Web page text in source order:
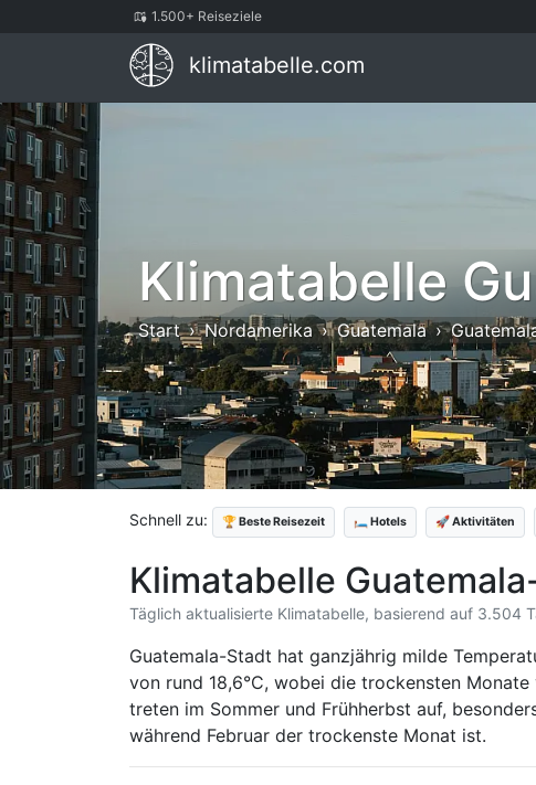
1.500+ Reiseziele
klimatabelle.com
Klimatabelle
Start Nordamerika Guatemala
Schnell zu: 🏆 Beste Reisezeit 🛏️ Hotels 🚀 Aktivitäten
Klimatabelle
Täglich aktualisierte Klimatabelle, basierend auf 3.504
Guatemala-Stadt hat ganzjährig milde
von rund 18,6°C, wobei die trockensten
treten im Sommer und Frühherbst auf,
während Februar der trockenste Monat ist.